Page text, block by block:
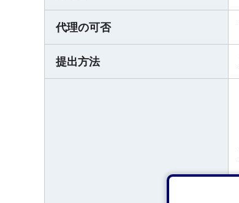
代理の可否
提出方法